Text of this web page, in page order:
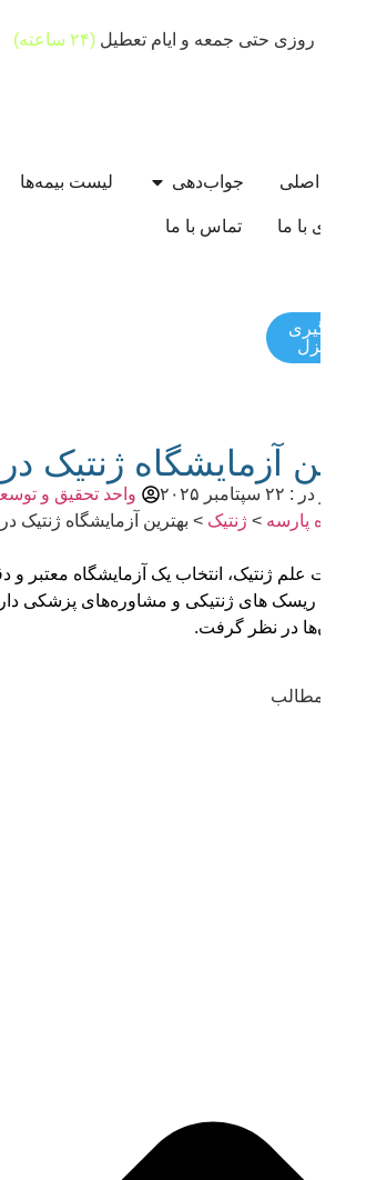
روزی حتی جمعه و ایام تعطیل(۲۴ ساعته)
جواب‌دهی لیست بیمه‌ها
تماس با ما
آزمایشگاه ژنتیک در
واحد تحقیق و توسعه
> ژنتیک>بهترین آزمایشگاه ژنتیک در غرب
علم ژنتیک، انتخاب یک آزمایشگاه معتبر و دقیق
های ژنتیکی و مشاوره‌های پزشکی دارند.
در نظر گرفت.